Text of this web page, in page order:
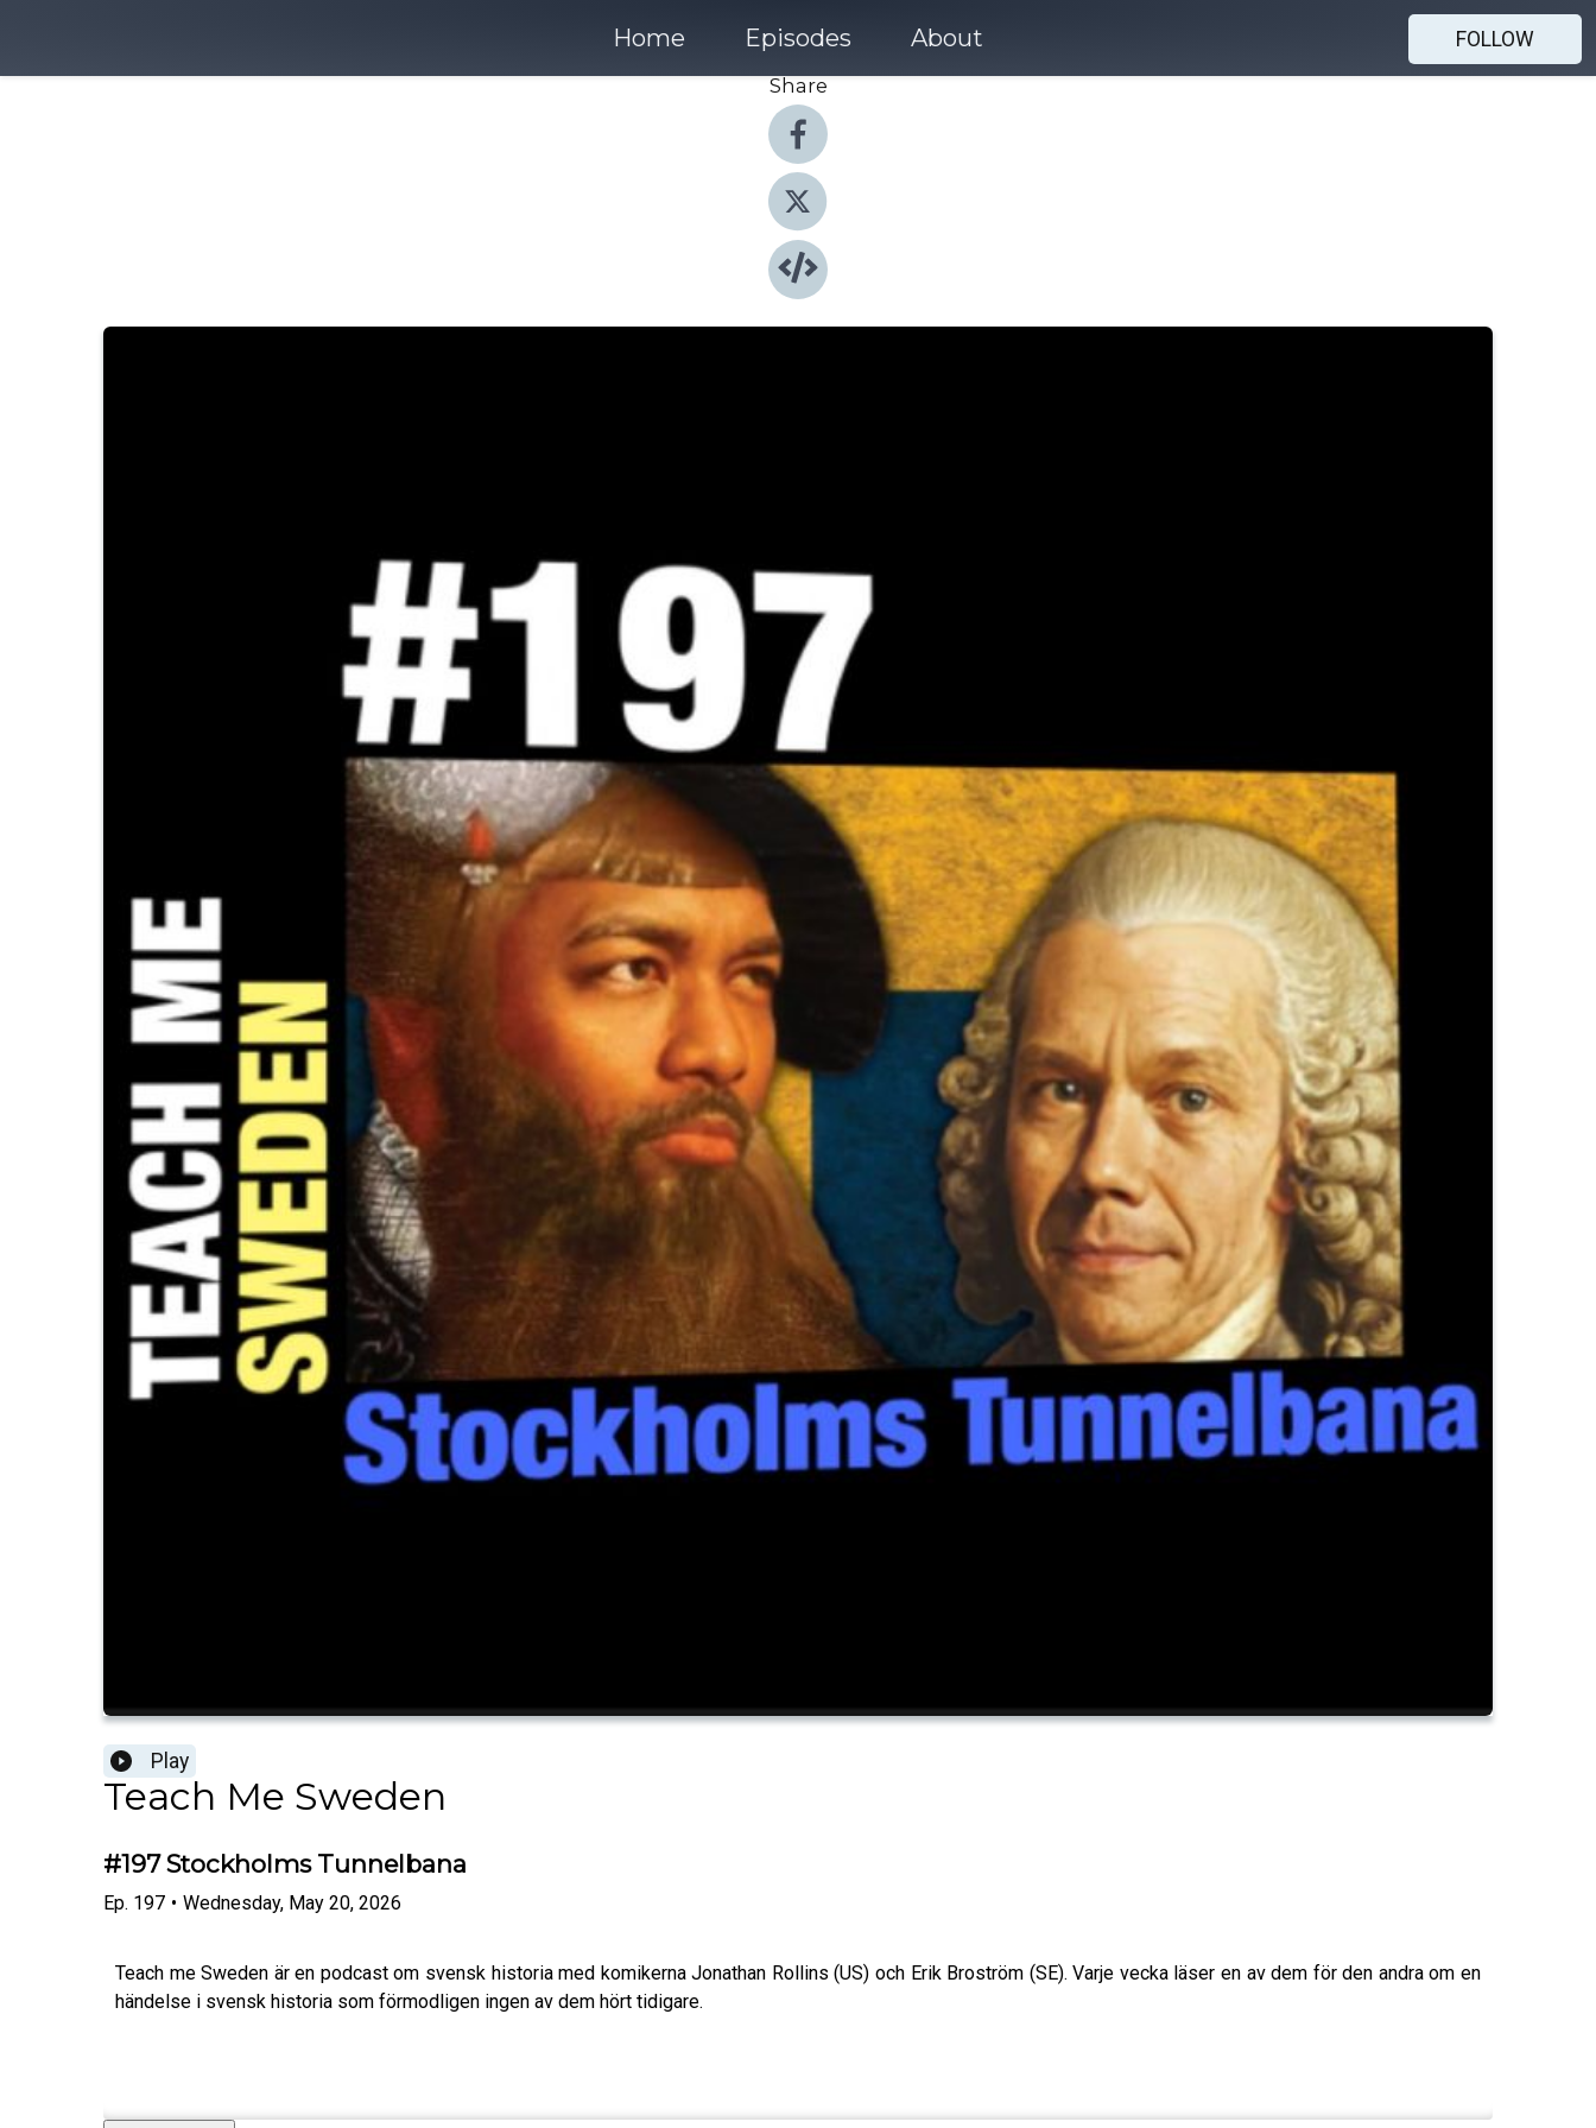
Home Episodes About
FOLLOW
Share
Play
Teach Me Sweden
#197 Stockholms Tunnelbana
Ep. 197 • Wednesday, May 20, 2026
Teach me Sweden är en podcast om svensk historia med komikerna Jonathan Rollins (US) och Erik Broström (SE). Varje vecka läser en av dem för den andra om en
händelse i svensk historia som förmodligen ingen av dem hört tidigare.